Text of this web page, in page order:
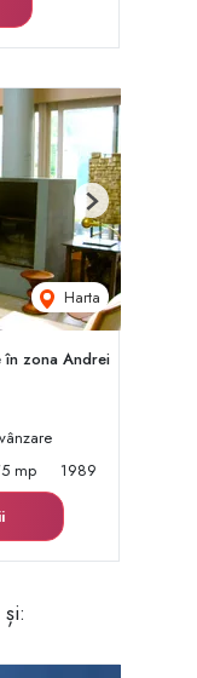
Harta
Next
în zona Andrei
mp
1989